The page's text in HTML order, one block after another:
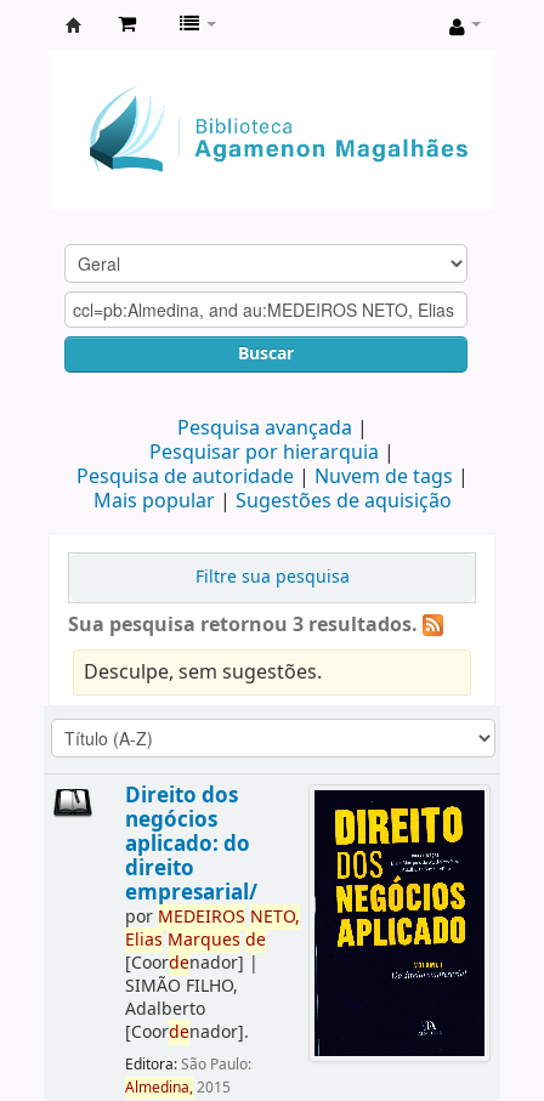
Agamenon
Magalhães
Buscar
Pesquisa avançada
Pesquisar por hierarquia
Pesquisa de autoridade
Nuvem de tags
Mais popular
Sugestões de aquisição
Filtre sua pesquisa
Sua pesquisa retornou 3 resultados.
Desculpe, sem sugestões.
Direito dos
negócios
aplicado: do
direito
empresarial/
por MEDEIROS NETO,
Elias Marques de
[Coordenador] |
SIMÃO FILHO,
Adalberto
[Coordenador].
Editora:São Paulo:
Almedina,2015